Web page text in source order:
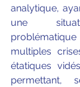
analytique,
une
multiples
étatiques
permettant,